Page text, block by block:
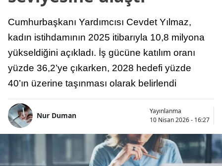
Cumhurbaşkanı Yardımcısı Cevdet Yılmaz,
kadın istihdamının 2025 itibarıyla 10,8 milyona
yükseldiğini açıkladı. İş gücüne katılım oranı
yüzde 36,2’ye çıkarken, 2028 hedefi yüzde
40’ın üzerine taşınması olarak belirlendi
Nur Duman
Yayınlanma
10 Nisan 2026 - 16:27